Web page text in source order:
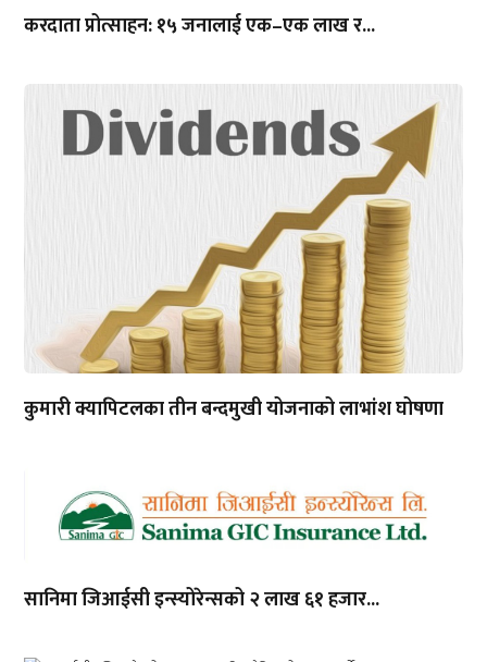
करदाता प्रोत्साहन: १५ जनालाई एक–एक लाख र...
कुमारी क्यापिटलका तीन बन्दमुखी योजनाको लाभांश घोषणा
सानिमा जिआईसी इन्स्योरेन्सको २ लाख ६१ हजार...